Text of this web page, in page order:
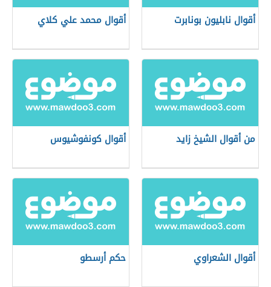
أقوال نابليون بونابرت أقوال محمد علي كلاي
من أقوال الشيخ زايد أقوال كونفوشيوس
أقوال الشعراوي حكم أرسطو